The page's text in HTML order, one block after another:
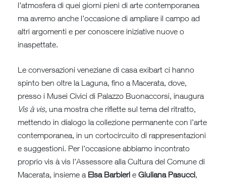
l’atmosfera di quei giorni pieni di arte contemporanea
ma avremo anche l’occasione di ampliare il campo ad
altri argomenti e per conoscere iniziative nuove o
inaspettate.
Le conversazioni veneziane di casa exibart ci hanno
spinto ben oltre la Laguna, fino a Macerata, dove,
presso i Musei Civici di Palazzo Buonaccorsi, inaugura
Vis à vis, una mostra che riflette sul tema del ritratto,
mettendo in dialogo la collezione permanente con l’arte
contemporanea, in un cortocircuito di rappresentazioni
e suggestioni. Per l’occasione abbiamo incontrato
proprio vis à vis l’Assessore alla Cultura del Comune di
Macerata, insieme a Elsa Barbieri e Giuliana Pasucci,